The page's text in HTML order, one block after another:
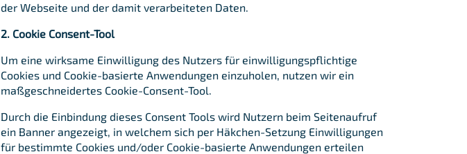
der Webseite und der damit verarbeiteten Daten.
2. Cookie Consent-Tool
Um eine wirksame Einwilligung des Nutzers für einwilligungspflichtige
Cookies und Cookie-basierte Anwendungen einzuholen, nutzen wir ein
maßgeschneidertes Cookie-Consent-Tool.
Durch die Einbindung dieses Consent Tools wird Nutzern beim Seitenaufruf
ein Banner angezeigt, in welchem sich per Häkchen-Setzung Einwilligungen
für bestimmte Cookies und/oder Cookie-basierte Anwendungen erteilen